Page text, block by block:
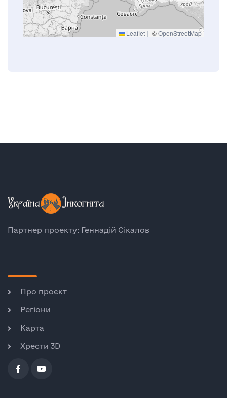
Leaflet | ©OpenStreetMap
Партнер проекту: Геннадій Сікалов
Про проєкт
Регіони
Карта
Хрести 3D